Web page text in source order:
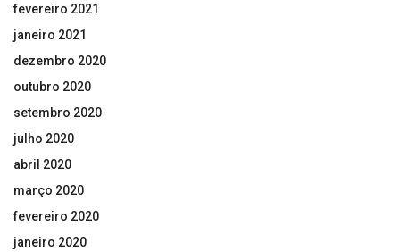
fevereiro 2021
janeiro 2021
dezembro 2020
outubro 2020
setembro 2020
julho 2020
abril 2020
março 2020
fevereiro 2020
janeiro 2020